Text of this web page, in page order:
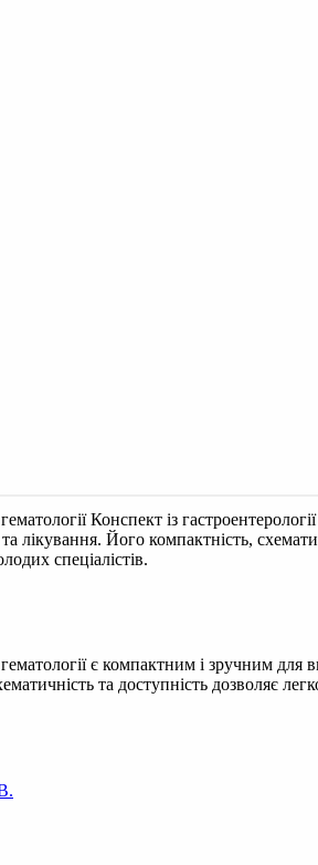
Конспект із
лікування. Його компактність,
спеціалістів.
гематології є компактним і зручним
та доступність дозволяє